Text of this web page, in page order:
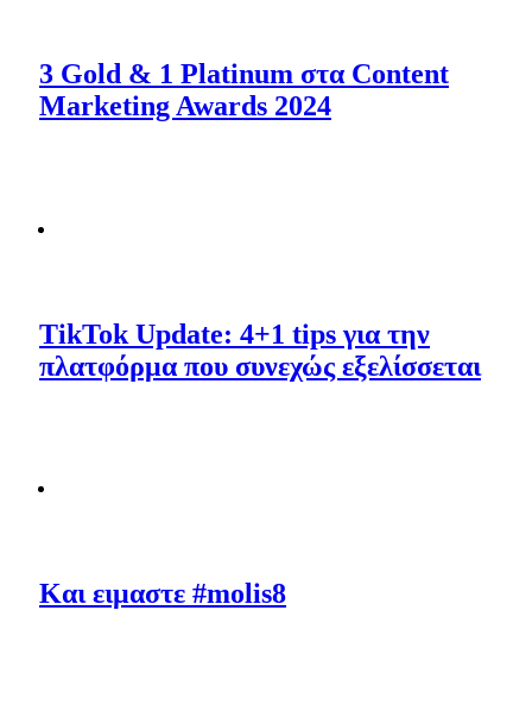
3 Gold & 1 Platinum στα Content
Marketing Awards 2024
ΤikTok Update: 4+1 tips για την
πλατφόρμα που συνεχώς εξελίσσεται
Και ειμαστε #molis8